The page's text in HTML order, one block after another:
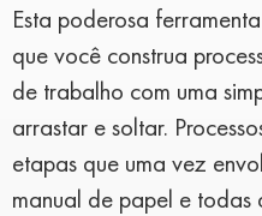
Esta poderosa
que você construa
de trabalho com uma
arrastar e soltar.
etapas que uma vez
manual de papel e todas